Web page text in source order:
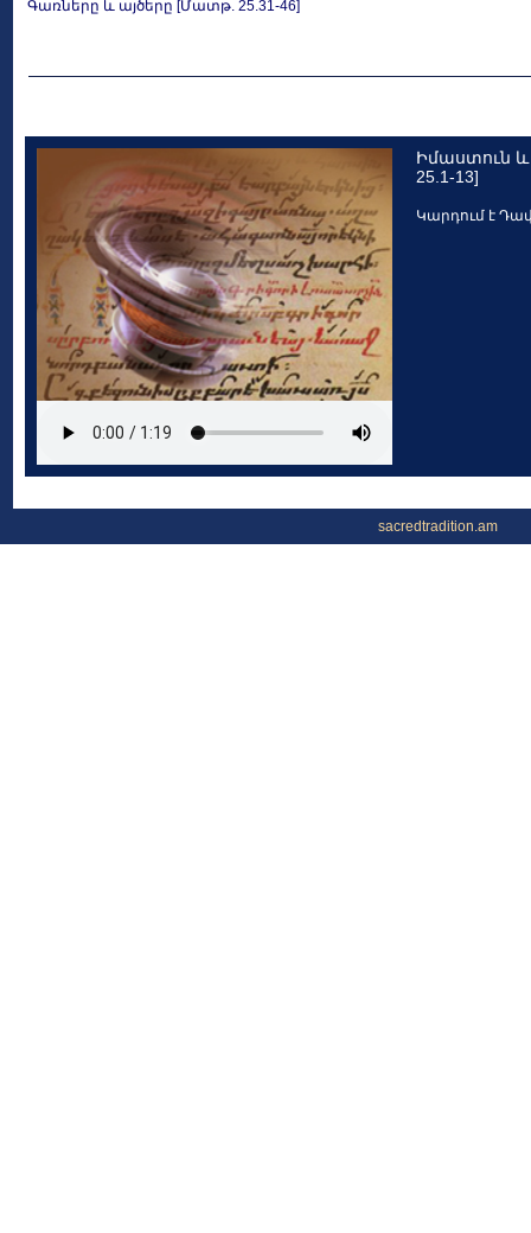
Գառները և այծերը [Մատթ. 25.31-46]
Իմաստուն և
25.1-13]
Կարդում է
sacredtradition.am